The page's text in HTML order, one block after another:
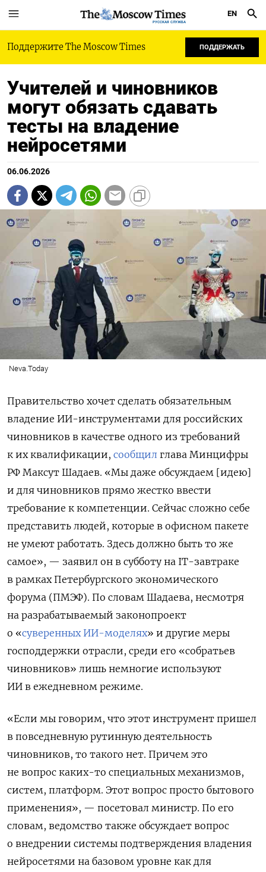
РУССКАЯ СЛУЖБА
EN
Поддержите The Moscow Times ПОДДЕРЖАТЬ
Учителей и чиновников
могут обязать сдавать
тесты на владение
нейросетями
06.06.2026
Neva.Today
Правительство хочет сделать обязательным
владение ИИ-инструментами для российских
чиновников в качестве одного из требований
к их квалификации, сообщил глава Минцифры
РФ Максут Шадаев. «Мы даже обсуждаем [идею]
и для чиновников прямо жестко ввести
требование к компетенции. Сейчас сложно себе
представить людей, которые в офисном пакете
не умеют работать. Здесь должно быть то же
самое», — заявил он в субботу на IT-завтраке
в рамках Петербургского экономического
форума (ПМЭФ). По словам Шадаева, несмотря
на разрабатываемый законопроект
о «суверенных ИИ-моделях» и другие меры
господдержки отрасли, среди его «собратьев
чиновников» лишь немногие используют
ИИ в ежедневном режиме.
«Если мы говорим, что этот инструмент пришел
в повседневную рутинную деятельность
чиновников, то такого нет. Причем это
не вопрос каких-то специальных механизмов,
систем, платформ. Этот вопрос просто бытового
применения», — посетовал министр. По его
словам, ведомство также обсуждает вопрос
о внедрении системы подтверждения владения
нейросетями на базовом уровне как для